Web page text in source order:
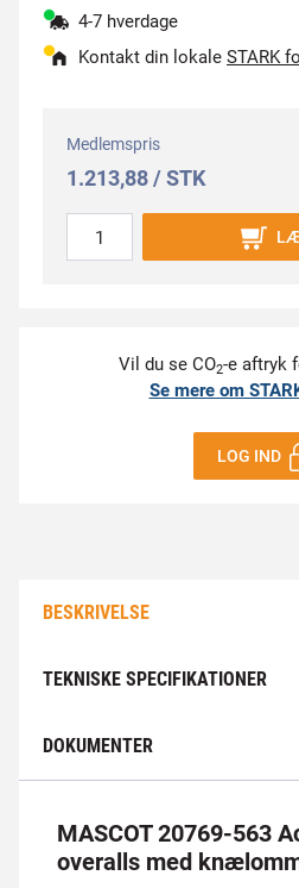
4-7 hverdage
Kontakt din lokale STARK
Medlemspris
1.213,88 / STK
Vil du se CO2-e aftryk
Se mere om
LOG IND
BESKRIVELSE
TEKNISKE SPECIFIKATIONER
DOKUMENTER
MASCOT 20769-563
overalls med